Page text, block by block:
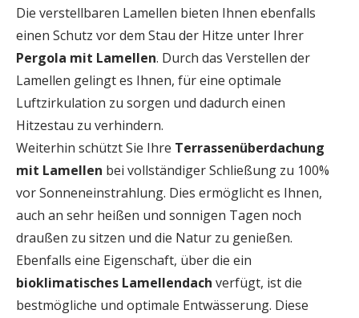
Die verstellbaren Lamellen bieten Ihnen ebenfalls
einen Schutz vor dem Stau der Hitze unter Ihrer
Pergola mit Lamellen. Durch das Verstellen der
Lamellen gelingt es Ihnen, für eine optimale
Luftzirkulation zu sorgen und dadurch einen
Hitzestau zu verhindern.
Weiterhin schützt Sie Ihre Terrassenüberdachung
mit Lamellen bei vollständiger Schließung zu 100%
vor Sonneneinstrahlung. Dies ermöglicht es Ihnen,
auch an sehr heißen und sonnigen Tagen noch
draußen zu sitzen und die Natur zu genießen.
Ebenfalls eine Eigenschaft, über die ein
bioklimatisches Lamellendach verfügt, ist die
bestmögliche und optimale Entwässerung. Diese